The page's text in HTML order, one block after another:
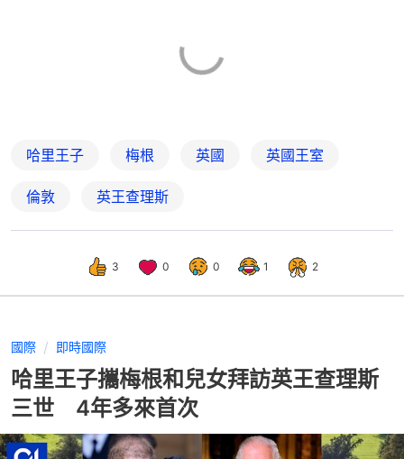
哈里王子 梅根 英國 英國王室
倫敦 英王查理斯
3 0 0 1 2
國際 即時國際
哈里王子攜梅根和兒女拜訪英王查理斯
三世 4年多來首次